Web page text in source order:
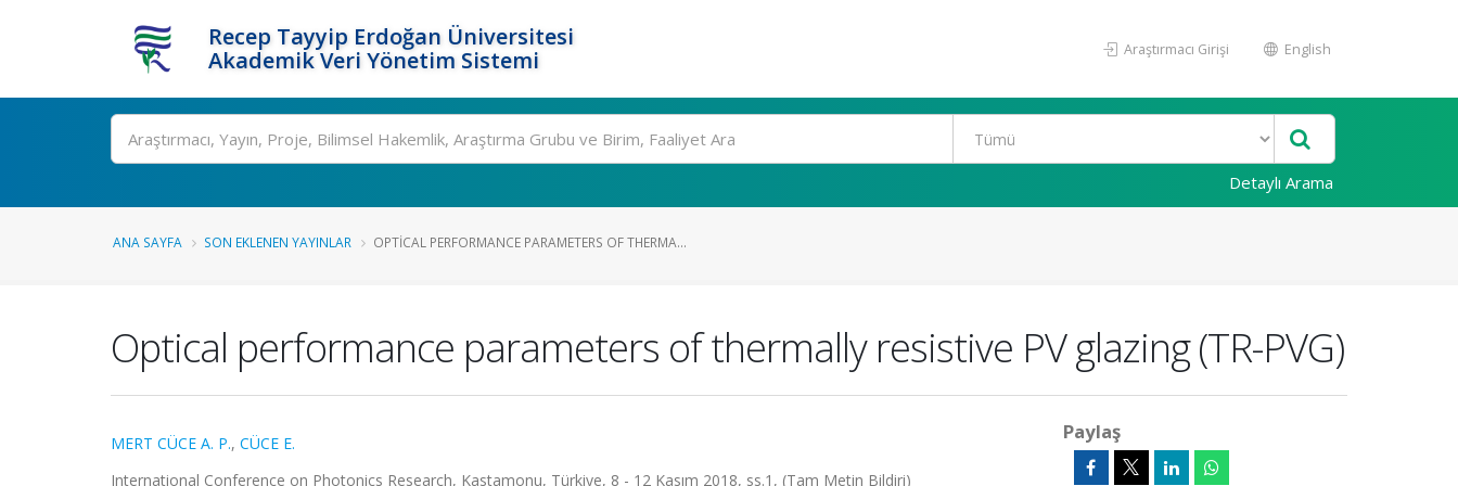
Recep Tayyip Erdoğan Üniversitesi
Akademik Veri Yönetim Sistemi
Araştırmacı Girişi English
Ara
Detaylı Arama
ANA SAYFA SON EKLENEN YAYINLAR OPTICAL PERFORMANCE PARAMETERS OF THERMA...
Optical performance parameters of thermally resistive PV glazing (TR-PVG)
MERT CÜCE A. P., CÜCE E.
International Conference on Photonics Research, Kastamonu, Türkiye, 8 - 12 Kasım 2018, ss.1, (Tam Metin Bildiri)
Paylaş